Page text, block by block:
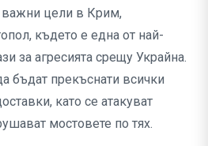
важни цели в Крим,
където е една от най-
за агресията срещу Украйна.
бъдат прекъснати всички
като се атакуват
мостовете по тях.